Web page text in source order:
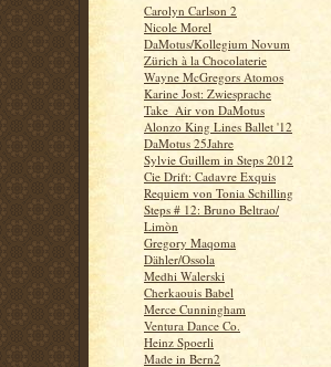
Carolyn Carlson 2
Nicole Morel
DaMotus/Kollegium Novum
Zürich à la Chocolaterie
Wayne McGregors Atomos
Karine Jost: Zwiesprache
Take_Air von DaMotus
Alonzo King Lines Ballet '12
DaMotus 25Jahre
Sylvie Guillem in Steps 2012
Cie Drift: Cadavre Exquis
Requiem von Tonia Schilling
Steps # 12: Bruno Beltrao/
Limòn
Gregory Maqoma
Dähler/Ossola
Medhi Walerski
Cherkaouis Babel
Merce Cunningham
Ventura Dance Co.
Heinz Spoerli
Made in Bern2